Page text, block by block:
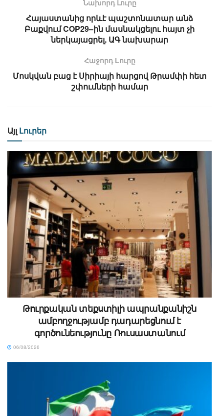
Նախորդ Լուրը
Հայաստանից որևէ պաշտոնատար անձ
Բաքվում COP29–ին մասնակցելու հայտ չի
ներկայացրել. ԱԳ նախարար
Հաջորդ Lուրը
Մոսկվան բաց է Սիրիայի հարցով Թրամփի հետ
շփումների համար
Այլ Լուրեր
Թուրքական տեքստիլի ապրանքանիշն
ամբողջությամբ դադարեցնում է
գործունեությունը Ռուսաստանում
06/08/2026